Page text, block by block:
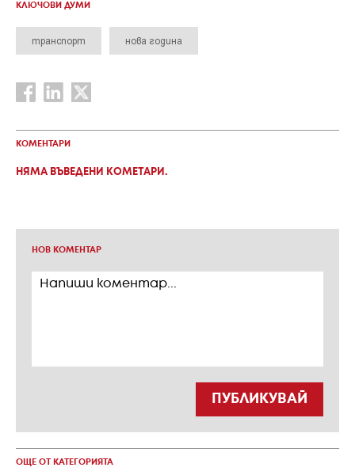
КЛЮЧОВИ ДУМИ
транспорт нова година
КОМЕНТАРИ
НЯМА ВЪВЕДЕНИ КОМЕТАРИ.
НОВ КОМЕНТАР
ПУБЛИКУВАЙ
ОЩЕ ОТ КАТЕГОРИЯТА